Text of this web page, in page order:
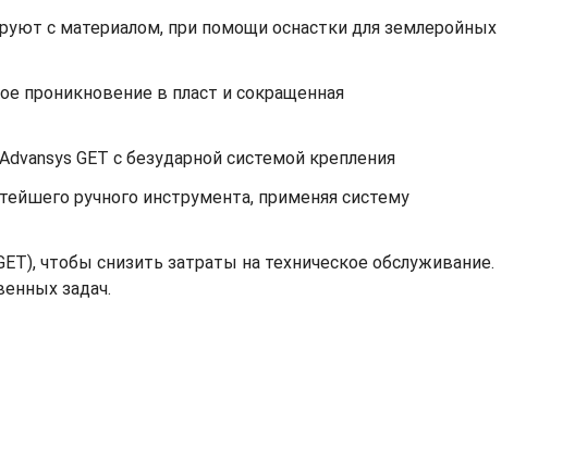
с материалом, при помощи оснастки для землеройных
проникновение в пласт и сокращенная
GET с безударной системой крепления
ручного инструмента, применяя систему
чтобы снизить затраты на техническое обслуживание.
задач.